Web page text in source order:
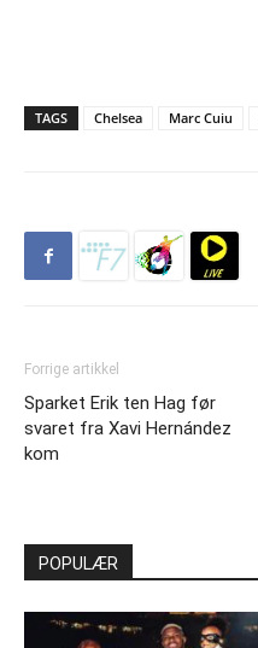
TAGS Chelsea Marc Cuiu
Forrige artikkel
Sparket Erik ten Hag før
svaret fra Xavi Hernández
kom
POPULÆR